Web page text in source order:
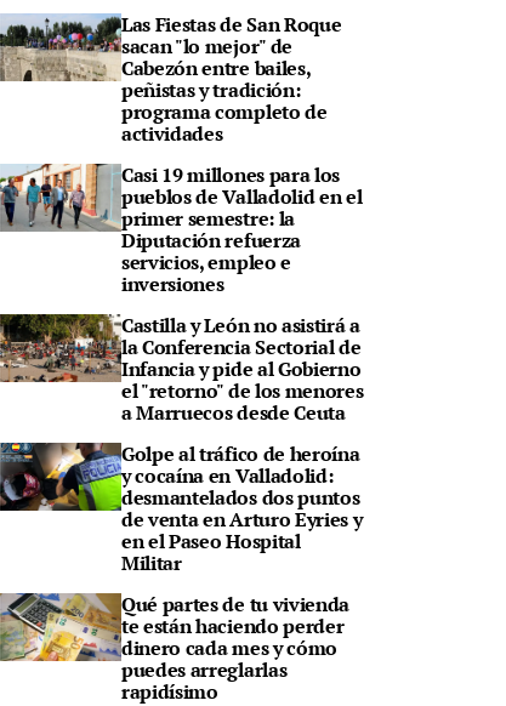
Las Fiestas de San Roque
sacan "lo mejor" de
Cabezón entre bailes,
peñistas y tradición:
programa completo de
actividades
Casi 19 millones para los
pueblos de Valladolid en el
primer semestre: la
Diputación refuerza
servicios, empleo e
inversiones
Castilla y León no asistirá a
la Conferencia Sectorial de
Infancia y pide al Gobierno
el "retorno" de los menores
a Marruecos desde Ceuta
Golpe al tráfico de heroína
y cocaína en Valladolid:
desmantelados dos puntos
de venta en Arturo Eyries y
en el Paseo Hospital
Militar
Qué partes de tu vivienda
te están haciendo perder
dinero cada mes y cómo
puedes arreglarlas
rapidísimo